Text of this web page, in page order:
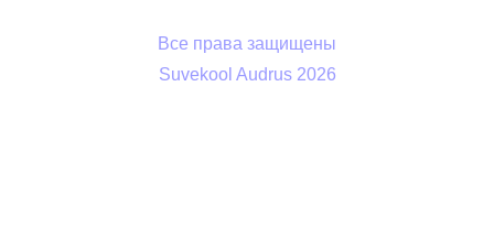
Все права защищены
Suvekool Audrus 2026